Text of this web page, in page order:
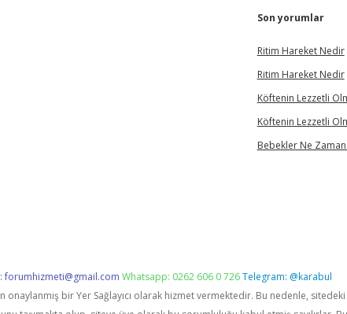
Son yorumlar
Ritim Hareket Nedir
Ritim Hareket Nedir
Köftenin Lezzetli
Köftenin Lezzetli
Bebekler Ne Zaman
forumhizmeti@gmail.com Whatsapp: 0262 606 0 726Telegram: @karabul
onaylanmış bir Yer Sağlayıcı olarak hizmet vermektedir. Bu nedenle,